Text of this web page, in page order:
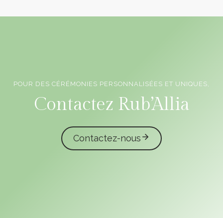
POUR DES CÉRÉMONIES PERSONNALISÉES ET UNIQUES,
Contactez Rub’Allia
Contactez-nous